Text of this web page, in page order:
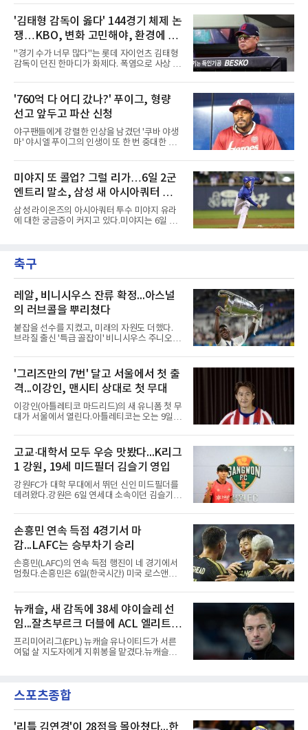
맞았던 디트로이트 선수들은 분을 참지 못하고
그라운드로 뛰쳐나왔다.심판
화 이글스에 거센 폭풍우가 강타할 것으로 보인
다.이번 아시안게임 한국 야구대표팀에 타선의
중심인 거포 노시환과 문현빈이 승선한 데 이어,
대만 야구협회의 최종 엔트리 발표를 통해 아시
아 쿼터 최고의 히트작이자 선발진의 중추인 좌
완 에이스 왕옌청까지 차출이 확정되었다. 팀 공
격의 핵과 마운드의 핵심 자원들이 단 한꺼번에
리그의 최종 순위와 포스트시즌 진출 팀이 판가
름 나는 가장 잔인하고도 중
'김태형 감독이 옳다' 144경기 체제 논
쟁…KBO, 변화 고민해야, 환경에 맞
는 경기 수가 바람직
"경기 수가 너무 많다"는 롯데 자이언츠 김태형
감독이 던진 한마디가 화제다. 폭염으로 사상 초
독은 단순히 더위를 이야기하지 않았다. 우천,
폭염, 부상 등 변수가 늘어나는 현실에서 현재
팀당 144경기 체제가 과연 지속 가능한지 질문
을 던졌다.물론 144경기가 세계적으로 특별히
많은 숫자는 아니다. 메이저리그는 팀당 162경
기, 일본프로야구도 143~144경기를 치른다. 숫
자만 놓고 보면 KBO가 유난히 혹사 구조라고 말
비교하기 어려울 정도로 폭염이 길어지고 강해
지고 있다. 여기에 장마, 이
'760억 다 어디 갔나?' 푸이그, 형량
선고 앞두고 파산 신청
야구팬들에게 강렬한 인상을 남겼던 '쿠바 야생
마' 야시엘 푸이그의 인생이 또 한 번 중대한 갈
거액을 벌었던 푸이그가 연방 사건 선고를 앞두
고 파산보호를 신청했다.푸이그는 최근 미국 플
로리다 파산 법원에 챕터11 파산보호 신청을 냈
다. 챕터11은 기업이나 개인이 채권자들과 협의
를 통해 재정 구조를 재편할 수 있도록 돕는 제도
다.미 매체들에 따르면 푸이그의 자산 규모는
1000만~5000만 달러(약 146억~730억 원), 부
산 내역 등 일부 필수 자료가 빠졌다며 서류 미비
를 지적했다.관심이 쏠리는 이
미야지 또 콜업? 그럴 리가…6일 2군
엔트리 말소, 삼성 새 아시아쿼터 찾았
나
삼성 라이온즈의 아시아쿼터 투수 미야지 유라
에 대한 궁금증이 커지고 있다.미야지는 6일 퓨
현재 미야지의 상황을 고려하면 단순한 1군 콜
업 준비로 보기에는 무리가 있어보인다.미야지
무대에서는 제구 불안이 반복됐다. 빠른 공이라
는 확실한 장점을 갖고 있음에도 볼넷과 사구가
이어지면서 안정감을 보여주지 못했다.삼성으로
서는 고민이 깊어질 수밖에 없다.아시아쿼터 시
장 특성상 교체가 쉽지는 않지만, 시즌 후반 순
위 경쟁을 생각하면 불안한
축구
레알, 비니시우스 잔류 확정...아스널
의 러브콜을 뿌리쳤다
붙잡을 선수를 지켰고, 미래의 자원도 더했다.
브라질 출신 '특급 골잡이' 비니시우스 주니오르
이어간다.스페인 프로축구 프리메라리가 '거함'
레알 마드리드는 7일(한국시간) 비니시우스와
2032년 6월 30일까지 유효한 6년 연장 계약에
합의했다고 공식 발표했다. 비니시우스는 재계
약 확정 후 사회관계망서비스(SNS)에 베르나베
우에서의 8년은 너무 짧다며, 앞으로 6년, 그리
고 영원히 함께하겠다고 애정을 드러냈다.성사
관심을 받았는데, 18개월간 이어진 재계약 협상
이 한때 교착됐기 때문이다. 그러
'그리즈만의 7번' 달고 서울에서 첫 출
격...이강인, 맨시티 상대로 첫 무대
이강인(아틀레티코 마드리드)의 새 유니폼 첫 무
대가 서울에서 열린다.아틀레티코는 오는 9일
와 2026 쿠팡플레이 시리즈 친선 경기를 치른다.
구단 소집 명단에 이강인이 포함되면서 변수가
없는 한 그의 첫 출격은 서울이 된다.등번호부터
무게가 실렸다. 이강인은 첫 경기부터 7번을 단
다. 2010년대 팀의 전성기를 이끈 앙투안 그리즈
만이 달았던 번호다.합류 과정은 순탄치 않았다.
스페인으로 건너가려던 그는 병역 특례 행정 절
짧게 호흡을 맞춰 경기에 나선다.역할도 관심사
다. 유려한 탈압박과
고교·대학서 모두 우승 맛봤다...K리그
1 강원, 19세 미드필더 김슬기 영입
강원FC가 대학 무대에서 뛰던 신인 미드필더를
데려왔다.강원은 6일 연세대 소속이던 김슬기
조건을 갖췄다.이력은 우승으로 채워져 있다. 수
원고 시절 주축으로 활약하며 지난해 전국고등
리그와 추계전국고등대회 우승에 기여했고, 올
해 연세대 진학 후에는 춘계한산대첩기대학대회
정상에 올랐다. 2024년에는 17세 이하(U-17) 대
표팀 훈련에도 소집됐다.김슬기는 입단하게 돼
기쁘고 영광이라며 프로 무대에서도 성장해 팀
손흥민 연속 득점 4경기서 마
감...LAFC는 승부차기 승리
손흥민(LAFC)의 연속 득점 행진이 네 경기에서
멈췄다.손흥민은 6일(한국시간) 미국 로스앤젤
컵 리그 페이즈 1차전 치바스 과달라하라(멕시
코)전에 선발 출전했으나 공격포인트 없이 후반
41분 타일러 보이드와 교체됐다. 이날 골을 넣었
다면 공식전 5경기 연속 득점이었다. 다만 메이
저리그사커(MLS)에서 이어온 4경기 연속골 기
록은 유지된다.경기는 팽팽했다. 전반 38분 다비
드 마르티네스의 땅볼 크로스를 드니 부앙가가
으로 골대 오른쪽 하단을 찔러 균형을 맞췄다.승
부는 승부차기로 갈렸다. LAFC는
뉴캐슬, 새 감독에 38세 야이슬레 선
임...잘츠부르크 더블에 ACL 엘리트 2
연패 경력
프리미어리그(EPL) 뉴캐슬 유나이티드가 서른
여덟 살 지도자에게 지휘봉을 맡겼다.뉴캐슬은
럽 축구계에서 가장 촉망받는 젊은 감독을 데려
왔다고 밝혔다.이력은 이른 나이에 쌓였다. 서른
사령탑에 올라 첫 시즌 리그와 컵대회를 동시에
스포츠종합
'리틀 김연경'이 28점을 몰아쳤다...한